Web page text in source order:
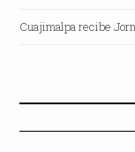
Cuajimalpa recibe